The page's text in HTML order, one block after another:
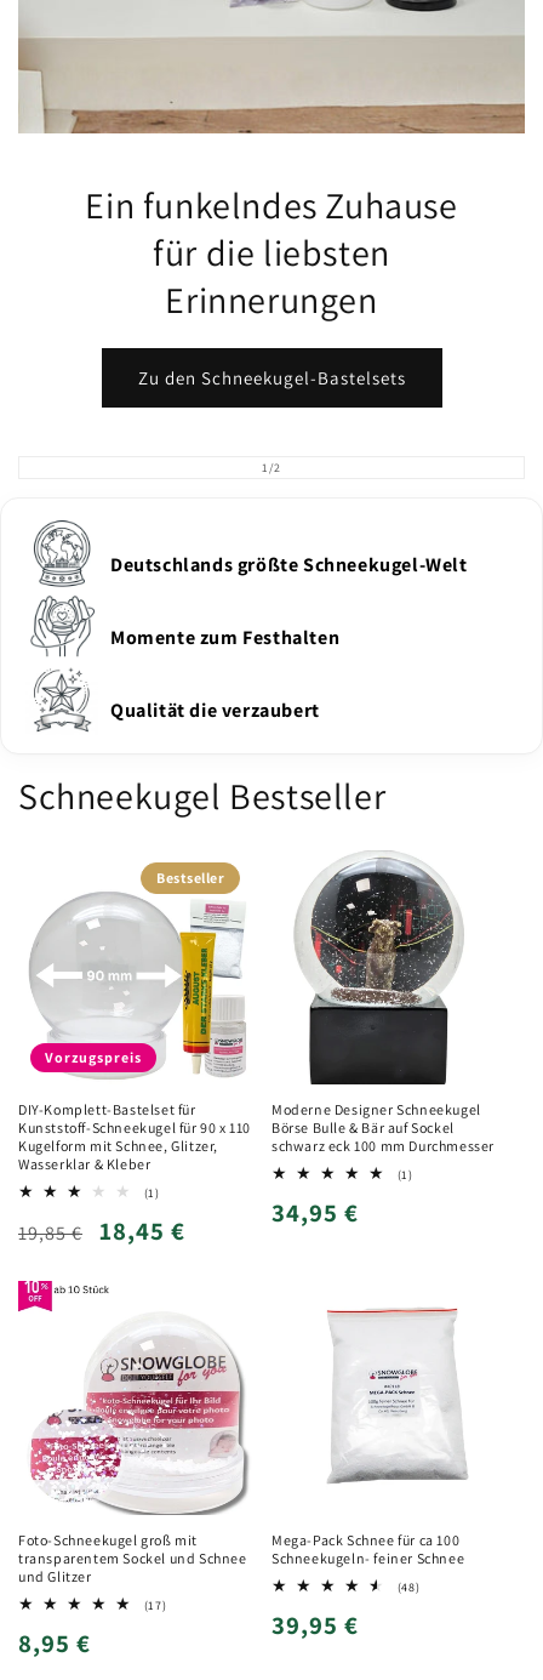
1/von
2
Ein funkelndes Zuhause
für die liebsten
Erinnerungen
Zu den Schneekugel-Bastelsets
Schneekugel Bestseller
Bestseller
Vorzugspreis
DIY-Komplett-Bastelset für
Kunststoff-Schneekugel für 90 x 110
Kugelform mit Schnee, Glitzer,
Wasserklar & Kleber
(1)1
insgesamt
Normaler
19,85 € Verkaufspreis
18,45 €
Moderne Designer Schneekugel
Börse Bulle & Bär auf Sockel
schwarz eck 100 mm Durchmesser
(1)1
Normaler
Preis
34,95 €
Foto-Schneekugel groß mit
transparentem Sockel und Schnee
und Glitzer
(17)17
Normaler
Preis
8,95 €
Mega-Pack Schnee für ca 100
Schneekugeln- feiner Schnee
(48)48
Normaler
Preis
39,95 €